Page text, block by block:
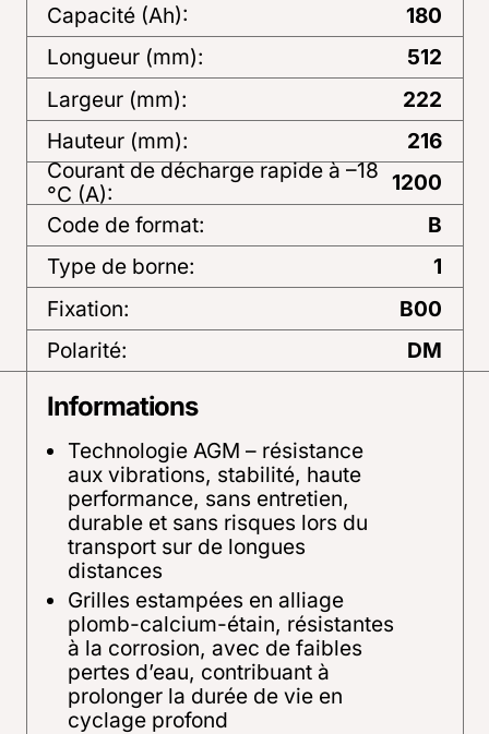
Capacité (Ah):
180
Longueur (mm):
512
Largeur (mm):
222
Hauteur (mm):
216
Courant de décharge rapide à –18
°C (A):
1200
Code de format:
B
Type de borne:
1
Fixation:
B00
Polarité:
DM
Informations
Technologie AGM – résistance
aux vibrations, stabilité, haute
performance, sans entretien,
durable et sans risques lors du
transport sur de longues
distances
Grilles estampées en alliage
plomb-calcium-étain, résistantes
à la corrosion, avec de faibles
pertes d’eau, contribuant à
prolonger la durée de vie en
cyclage profond